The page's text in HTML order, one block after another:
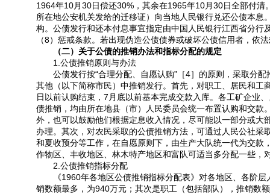
1964年10月30日偿还30%，其余在1965年10月30日全部付
所在地公安机关发给的迁移证）向当地人民银行兑还公债本
构。公债发行和还本付息事宜指定由中国人民银行江西省分
（8）惩戒条款。若出现伪造公债债券或破坏公债信用者，依
（二）关于公债的推销办法和指标分配的规定
1.公债推销原则与办法
公债发行按“合理分配、自愿认购”［4］的原则，采取分配
其他（以下简称市民）中推销发行。首先，对职工、居民和
日以前认购结束，7月底以前基本完成交款入库。各工矿企业
债推销，均由所在地县（市）人民委员会统一布置认购和交
外，也可以鼓励他们根据定息收入情况，尽可能以一部分或
办理。其次，对农民采取的公债推销方法，可通过人民公社
和夏收预分等工作，在自愿原则下，由生产大队统一代为交
作物区、丰收地区、林木特产地区和富队可适当多分配一些
2.公债推销指标分配
《1960年各地区公债推销指标分配表》对各地区、各阶层
销数额最多，为940万元；其次是职工（包括部队），推销数